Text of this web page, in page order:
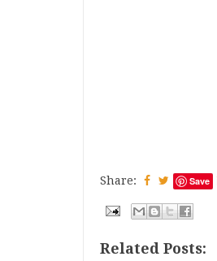
Share: Save
Related Posts: